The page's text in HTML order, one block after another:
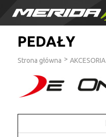
PEDAŁY
Strona główna > AKCESORIA